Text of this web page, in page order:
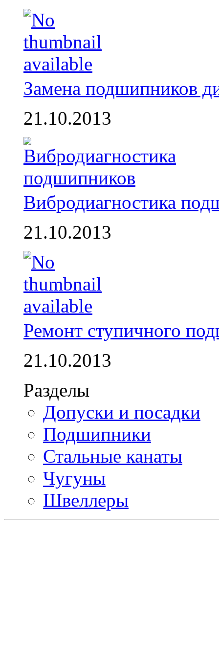
Замена подшипников
21.10.2013
Вибродиагностика
21.10.2013
Ремонт ступичного
21.10.2013
Разделы
Допуски и посадки
Подшипники
Стальные канаты
Чугуны
Швеллеры